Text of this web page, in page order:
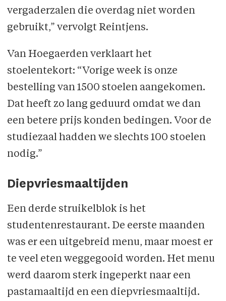
vergaderzalen die overdag niet worden
gebruikt,” vervolgt Reintjens.
Van Hoegaerden verklaart het
stoelentekort: “Vorige week is onze
bestelling van 1500 stoelen aangekomen.
Dat heeft zo lang geduurd omdat we dan
een betere prijs konden bedingen. Voor de
studiezaal hadden we slechts 100 stoelen
nodig.”
Diepvriesmaaltijden
Een derde struikelblok is het
studentenrestaurant. De eerste maanden
was er een uitgebreid menu, maar moest er
te veel eten weggegooid worden. Het menu
werd daarom sterk ingeperkt naar een
pastamaaltijd en een diepvriesmaaltijd.